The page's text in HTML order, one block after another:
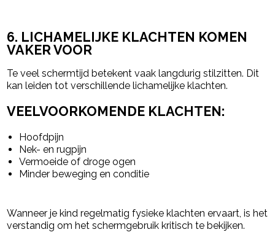
6. LICHAMELIJKE KLACHTEN KOMEN
VAKER VOOR
Te veel schermtijd betekent vaak langdurig stilzitten. Dit
kan leiden tot verschillende lichamelijke klachten.
VEELVOORKOMENDE KLACHTEN:
Hoofdpijn
Nek- en rugpijn
Vermoeide of droge ogen
Minder beweging en conditie
Wanneer je kind regelmatig fysieke klachten ervaart, is het
verstandig om het schermgebruik kritisch te bekijken.